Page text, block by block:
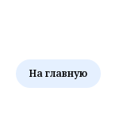
На главную